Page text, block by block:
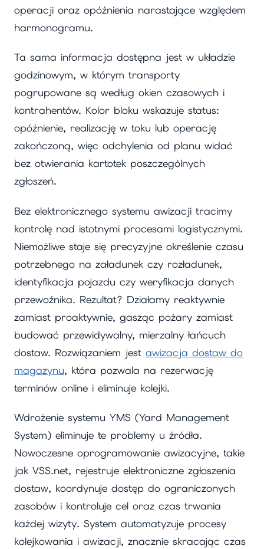
operacji oraz opóźnienia narastające względem
harmonogramu.
Ta sama informacja dostępna jest w układzie
godzinowym, w którym transporty
pogrupowane są według okien czasowych i
kontrahentów. Kolor bloku wskazuje status:
opóźnienie, realizację w toku lub operację
zakończoną, więc odchylenia od planu widać
bez otwierania kartotek poszczególnych
zgłoszeń.
Bez elektronicznego systemu awizacji tracimy
kontrolę nad istotnymi procesami logistycznymi.
Niemożliwe staje się precyzyjne określenie czasu
potrzebnego na załadunek czy rozładunek,
identyfikacja pojazdu czy weryfikacja danych
przewoźnika. Rezultat? Działamy reaktywnie
zamiast proaktywnie, gasząc pożary zamiast
budować przewidywalny, mierzalny łańcuch
dostaw. Rozwiązaniem jest awizacja dostaw do
magazynu, która pozwala na rezerwację
terminów online i eliminuje kolejki.
Wdrożenie systemu YMS (Yard Management
System) eliminuje te problemy u źródła.
Nowoczesne oprogramowanie awizacyjne, takie
jak VSS.net, rejestruje elektroniczne zgłoszenia
dostaw, koordynuje dostęp do ograniczonych
zasobów i kontroluje cel oraz czas trwania
każdej wizyty. System automatyzuje procesy
kolejkowania i awizacji, znacznie skracając czas